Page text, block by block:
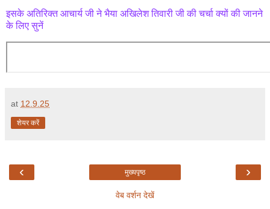
इसके अतिरिक्त आचार्य जी ने भैया अखिलेश तिवारी जी की चर्चा क्यों की जानने
के लिए सुनें
at 12.9.25
शेयर करें
‹ ›
मुख्यपृष्ठ
वेब वर्शन देखें